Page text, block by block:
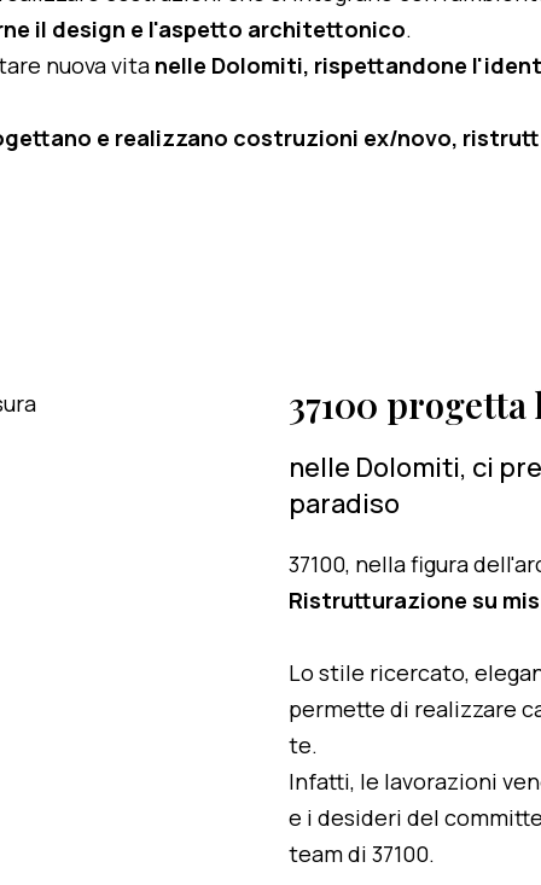
il design e l'aspetto architettonico.
nuova vita nelle Dolomiti, rispettandone
e realizzano costruzioni ex/novo,
37100
nelle Dolomiti, ci
paradiso
37100, nella figura
Ristrutturazione su
Lo stile ricercato,
permette di realizzare
te.
Infatti, le lavorazioni
e i desideri del
team di 37100.